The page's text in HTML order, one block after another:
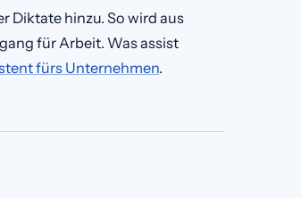
Diktate hinzu. So wird aus
für Arbeit. Was assist
fürs Unternehmen.